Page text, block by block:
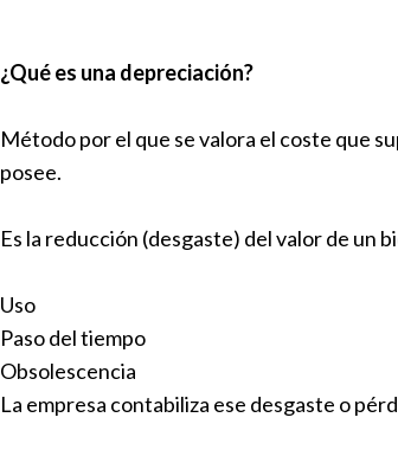
¿Qué es una depreciación?
Método por el que se valora el coste que
posee.
Es la reducción (desgaste) del valor de un
Uso
Paso del tiempo
Obsolescencia
La empresa contabiliza ese desgaste o